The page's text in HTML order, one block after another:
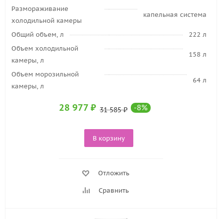
Размораживание
холодильной камеры
капельная система
Общий объем, л
222 л
Объем холодильной
камеры, л
158 л
Объем морозильной
камеры, л
64 л
28 977 ₽ 31 585₽ -8%
В корзину
Отложить
Сравнить